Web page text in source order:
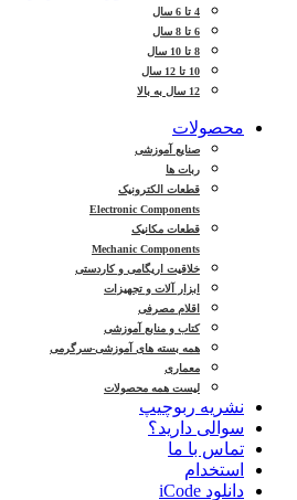
4 تا 6 سال
6 تا 8 سال
8 تا 10 سال
10 تا 12 سال
12 سال به بالا
محصولات
صنایع آموزشی
ربات ها
قطعات الکترونیک
Electronic Components
قطعات مکانیک
Mechanic Components
خلاقیت اریگامی و کاردستی
ابزار آلات و تجهیزات
اقلام مصرفی
کتاب و منابع آموزشی
همه بسته های آموزشی-سرگرمی
معماری
لیست همه محصولات
نشریه ربوچیپ
سوالی دارید؟
تماس با ما
استخدام
دانلود iCode